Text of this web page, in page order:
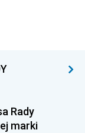
Rady
marki